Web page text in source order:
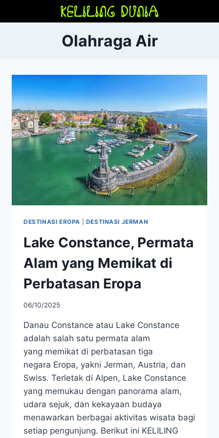
Olahraga Air
DESTINASI EROPA DESTINASI JERMAN
Lake Constance, Permata
Alam yang Memikat di
Perbatasan Eropa
06/10/2025
Danau Constance atau Lake Constance
adalah salah satu permata alam
yang memikat di perbatasan tiga
negara Eropa, yakni Jerman, Austria, dan
Swiss. Terletak di Alpen, Lake Constance
yang memukau dengan panorama alam,
udara sejuk, dan kekayaan budaya
menawarkan berbagai aktivitas wisata bagi
setiap pengunjung. Berikut ini KELILING